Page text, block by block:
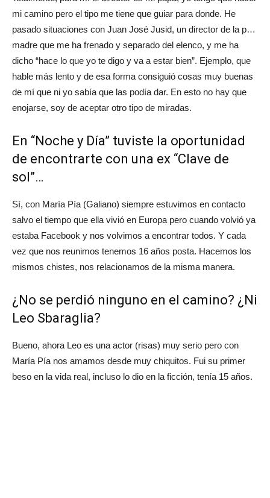
mi camino pero el tipo me tiene que guiar para donde. He
pasado situaciones con Juan José Jusid, un director de la p…
madre que me ha frenado y separado del elenco, y me ha
dicho “hace lo que yo te digo y va a estar bien”. Ejemplo, que
hable más lento y de esa forma consiguió cosas muy buenas
de mí que ni yo sabía que las podía dar. En esto no hay que
enojarse, soy de aceptar otro tipo de miradas.
En “Noche y Día” tuviste la oportunidad
de encontrarte con una ex “Clave de
sol”…
Sí, con María Pía (Galiano) siempre estuvimos en contacto
salvo el tiempo que ella vivió en Europa pero cuando volvió ya
estaba Facebook y nos volvimos a encontrar todos. Y cada
vez que nos reunimos tenemos 16 años posta. Hacemos los
mismos chistes, nos relacionamos de la misma manera.
¿No se perdió ninguno en el camino? ¿Ni
Leo Sbaraglia?
Bueno, ahora Leo es una actor (risas) muy serio pero con
María Pía nos amamos desde muy chiquitos. Fui su primer
beso en la vida real, incluso lo dio en la ficción, tenía 15 años.